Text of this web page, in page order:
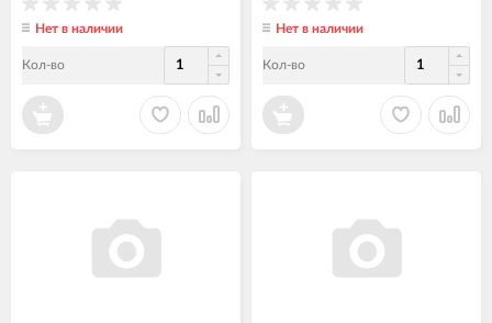
Нет в наличии
Кол-во
Нет в наличии
Кол-во